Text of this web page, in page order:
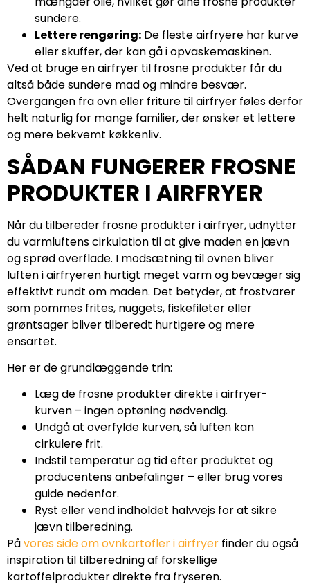
sundere.
Lettere rengøring: De fleste airfryere har kurve
eller skuffer, der kan gå i opvaskemaskinen.
Ved at bruge en airfryer til frosne produkter får du
altså både sundere mad og mindre besvær.
Overgangen fra ovn eller friture til airfryer føles derfor
helt naturlig for mange familier, der ønsker et lettere
og mere bekvemt køkkenliv.
SÅDAN FUNGERER FROSNE
PRODUKTER I AIRFRYER
Når du tilbereder frosne produkter i airfryer, udnytter
du varmluftens cirkulation til at give maden en jævn
og sprød overflade. I modsætning til ovnen bliver
luften i airfryeren hurtigt meget varm og bevæger sig
effektivt rundt om maden. Det betyder, at frostvarer
som pommes frites, nuggets, fiskefileter eller
grøntsager bliver tilberedt hurtigere og mere
ensartet.
Her er de grundlæggende trin:
Læg de frosne produkter direkte i airfryer-
kurven – ingen optøning nødvendig.
Undgå at overfylde kurven, så luften kan
cirkulere frit.
Indstil temperatur og tid efter produktet og
producentens anbefalinger – eller brug vores
guide nedenfor.
Ryst eller vend indholdet halvvejs for at sikre
jævn tilberedning.
Påvores side om ovnkartofler i airfryer finder du også
inspiration til tilberedning af forskellige
kartoffelprodukter direkte fra fryseren.